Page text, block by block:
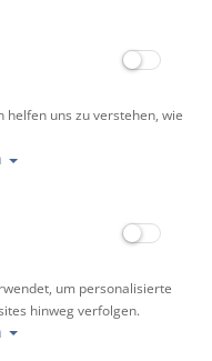
helfen uns zu verstehen, wie
um personalisierte
hinweg verfolgen.